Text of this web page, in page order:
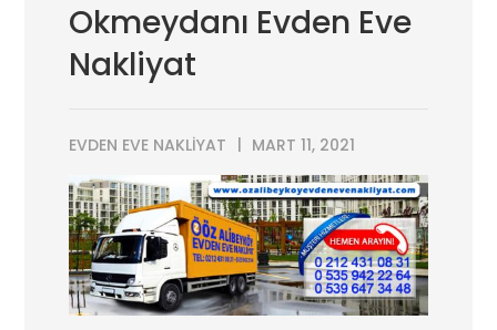
Okmeydanı Evden Eve
Nakliyat
EVDEN EVE NAKLIYAT MART 11, 2021